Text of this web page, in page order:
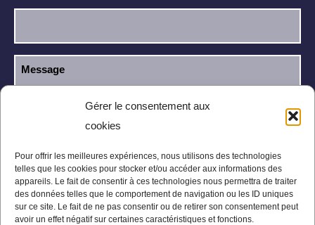
Gérer le consentement aux
cookies
Pour offrir les meilleures expériences, nous utilisons des technologies
telles que les cookies pour stocker et/ou accéder aux informations des
appareils. Le fait de consentir à ces technologies nous permettra de traiter
des données telles que le comportement de navigation ou les ID uniques
sur ce site. Le fait de ne pas consentir ou de retirer son consentement peut
avoir un effet négatif sur certaines caractéristiques et fonctions.
J’ai lu et j’accepte la
confidentialité.